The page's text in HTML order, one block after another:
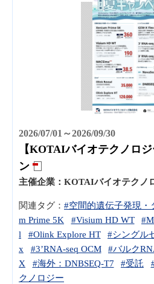
2026/07/01～2026/09/30
【KOTAIバイオテクノロ
ン
主催企業： KOTAIバイオテクノ
関連タグ： #空間的遺伝子発現・
m Prime 5K
#Visium HD WT
l
#Olink Explore HT #シングル
x
#3’RNA-seq OCM #バルク
X
#海外：DNBSEQ-T7 #受託
クノロジー